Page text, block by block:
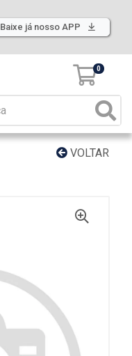
Baixe já nosso APP
0
VOLTAR